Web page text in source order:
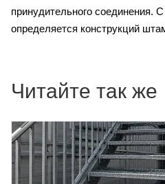
принудительного соединения.
определяется конструкций
Читайте так же